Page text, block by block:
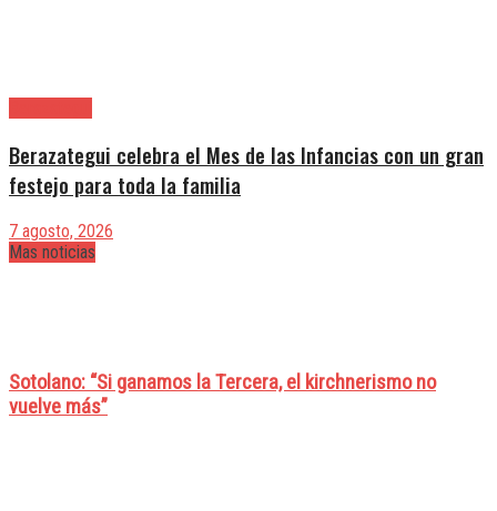
Berazategui celebra el Mes de las Infancias con un gran
festejo para toda la familia
7 agosto, 2026
Mas noticias
Sotolano: “Si ganamos la Tercera, el kirchnerismo no
vuelve más”